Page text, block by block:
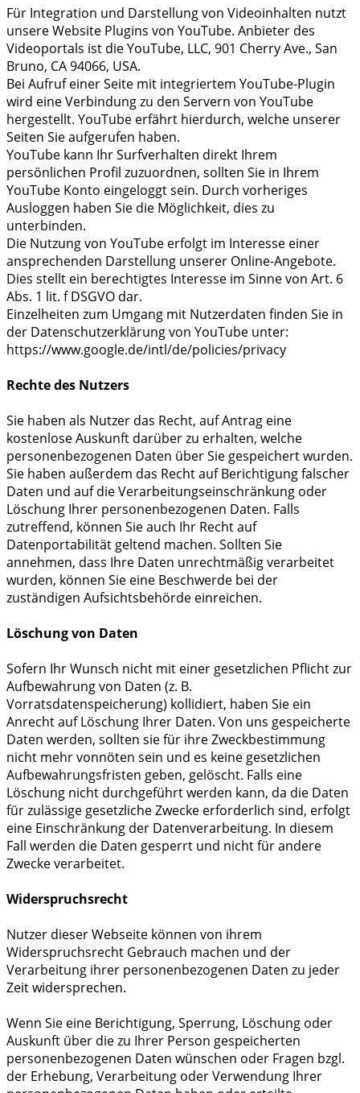
Für Integration und Darstellung von Videoinhalten nutzt
unsere Website Plugins von YouTube. Anbieter des
Videoportals ist die YouTube, LLC, 901 Cherry Ave., San
Bruno, CA 94066, USA.
Bei Aufruf einer Seite mit integriertem YouTube-Plugin
wird eine Verbindung zu den Servern von YouTube
hergestellt. YouTube erfährt hierdurch, welche unserer
Seiten Sie aufgerufen haben.
YouTube kann Ihr Surfverhalten direkt Ihrem
persönlichen Profil zuzuordnen, sollten Sie in Ihrem
YouTube Konto eingeloggt sein. Durch vorheriges
Ausloggen haben Sie die Möglichkeit, dies zu
unterbinden.
Die Nutzung von YouTube erfolgt im Interesse einer
ansprechenden Darstellung unserer Online-Angebote.
Dies stellt ein berechtigtes Interesse im Sinne von Art. 6
Abs. 1 lit. f DSGVO dar.
Einzelheiten zum Umgang mit Nutzerdaten finden Sie in
der Datenschutzerklärung von YouTube unter:
https://www.google.de/intl/de/policies/privacy
Rechte des Nutzers
Sie haben als Nutzer das Recht, auf Antrag eine
kostenlose Auskunft darüber zu erhalten, welche
personenbezogenen Daten über Sie gespeichert wurden.
Sie haben außerdem das Recht auf Berichtigung falscher
Daten und auf die Verarbeitungseinschränkung oder
Löschung Ihrer personenbezogenen Daten. Falls
zutreffend, können Sie auch Ihr Recht auf
Datenportabilität geltend machen. Sollten Sie
annehmen, dass Ihre Daten unrechtmäßig verarbeitet
wurden, können Sie eine Beschwerde bei der
zuständigen Aufsichtsbehörde einreichen.
Löschung von Daten
Sofern Ihr Wunsch nicht mit einer gesetzlichen Pflicht zur
Aufbewahrung von Daten (z. B.
Vorratsdatenspeicherung) kollidiert, haben Sie ein
Anrecht auf Löschung Ihrer Daten. Von uns gespeicherte
Daten werden, sollten sie für ihre Zweckbestimmung
nicht mehr vonnöten sein und es keine gesetzlichen
Aufbewahrungsfristen geben, gelöscht. Falls eine
Löschung nicht durchgeführt werden kann, da die Daten
für zulässige gesetzliche Zwecke erforderlich sind, erfolgt
eine Einschränkung der Datenverarbeitung. In diesem
Fall werden die Daten gesperrt und nicht für andere
Zwecke verarbeitet.
Widerspruchsrecht
Nutzer dieser Webseite können von ihrem
Widerspruchsrecht Gebrauch machen und der
Verarbeitung ihrer personenbezogenen Daten zu jeder
Zeit widersprechen.
Wenn Sie eine Berichtigung, Sperrung, Löschung oder
Auskunft über die zu Ihrer Person gespeicherten
personenbezogenen Daten wünschen oder Fragen bzgl.
der Erhebung, Verarbeitung oder Verwendung Ihrer